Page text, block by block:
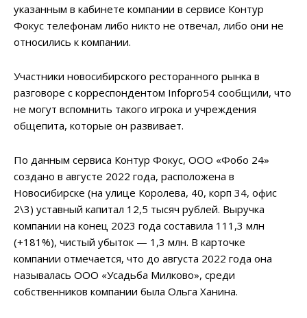
указанным в кабинете компании в сервисе Контур
Фокус телефонам либо никто не отвечал, либо они не
относились к компании.
Участники новосибирского ресторанного рынка в
разговоре с корреспондентом Infopro54 сообщили, что
не могут вспомнить такого игрока и учреждения
общепита, которые он развивает.
По данным сервиса Контур Фокус, ООО «Фобо 24»
создано в августе 2022 года, расположена в
Новосибирске (на улице Королева, 40, корп 34, офис
2\3) уставный капитал 12,5 тысяч рублей. Выручка
компании на конец 2023 года составила 111,3 млн
(+181%), чистый убыток — 1,3 млн. В карточке
компании отмечается, что до августа 2022 года она
называлась ООО «Усадьба Милково», среди
собственников компании была Ольга Ханина.